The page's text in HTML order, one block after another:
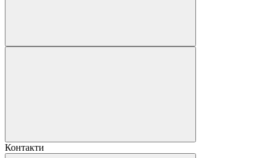
Контакти